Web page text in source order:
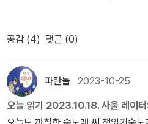
짓는 책숲, 숲노래”라는 이름으로
책박물관을 꾸립니다. ‘보리 국어사전
유고’를 갈무리했습니다. 《우리말꽃
해력》, 《쉬운 말이 평화》, 《곁말》,
사전》, 《새로 쓰는 비슷한말 꾸러미
사전》, 《새로 쓰는 우리말 꾸러미 사전
로, 발자국이 만든 길을 조심조심 밟
물의 운동감이 고스란히 담겨 있어
에 찍을 거 같은데 이 사진가는 인물
향도 대각선으로 포착해서 정지되어
들고 그 시간을 사진에 붙잡아 두었
슘이 없어서 눈이 오면 길이 꽁꽁 얼
공감 (4) 댓글 (0)
파란놀 2023-10-25
오늘 읽기 2023.10.18. 사울 레이터